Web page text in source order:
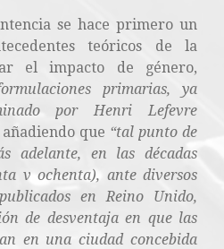
se hace primero un
teóricos de la
el impacto de género,
primarias, ya
por Henri Lefevre
añadiendo que “tal punto de
adelante, en las décadas
v ochenta), ante diversos
en Reino Unido,
de desventaja en que las
en una ciudad concebida